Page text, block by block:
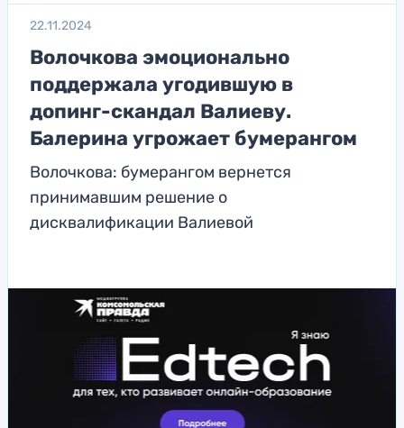
22.11.2024
Волочкова эмоционально
поддержала угодившую в
допинг-скандал Валиеву.
Балерина угрожает бумерангом
Волочкова: бумерангом вернется
принимавшим решение о
дисквалификации Валиевой